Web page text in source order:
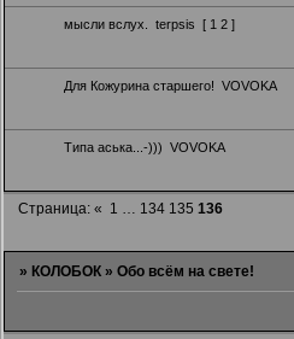
мысли вслух. terpsis [ 1 2 ]
Для Кожурина старшего! VOVOKA
Типа аська...-))) VOVOKA
Страница: « 1 134 135 136
» КОЛОБОК » Обо всём на свете!